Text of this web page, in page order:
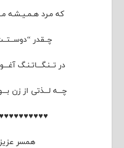
که مـرد هـمـیـشـه
چــقدر
در تــنـگـــاتـنـگ
چـــه لـــذتی از زن
همسر